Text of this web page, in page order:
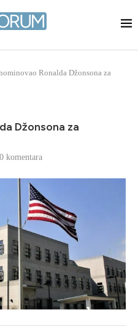
Ronalda Džonsona za
Džonsona za
0 komentara